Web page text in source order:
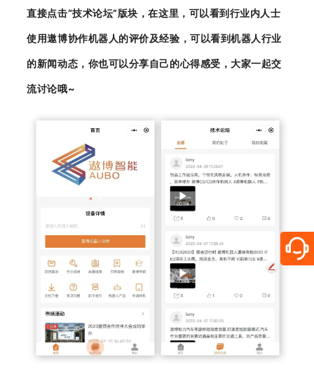
直接点击“技术论坛”版块，在这里，可以看到行业内人士
使用遨博协作机器人的评价及经验，可以看到机器人行业
的新闻动态，你也可以分享自己的心得感受，大家一起交
流讨论哦~